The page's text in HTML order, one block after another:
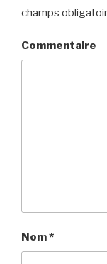
champs
Commentaire
Nom*